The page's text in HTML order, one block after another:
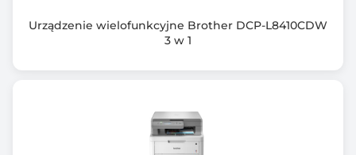
3 szt.
350 arkuszy
Praca w sieci bezprzewodowej
Urządzenie wielofunkcyjne Brother DCP-L8410CDW
3 w 1